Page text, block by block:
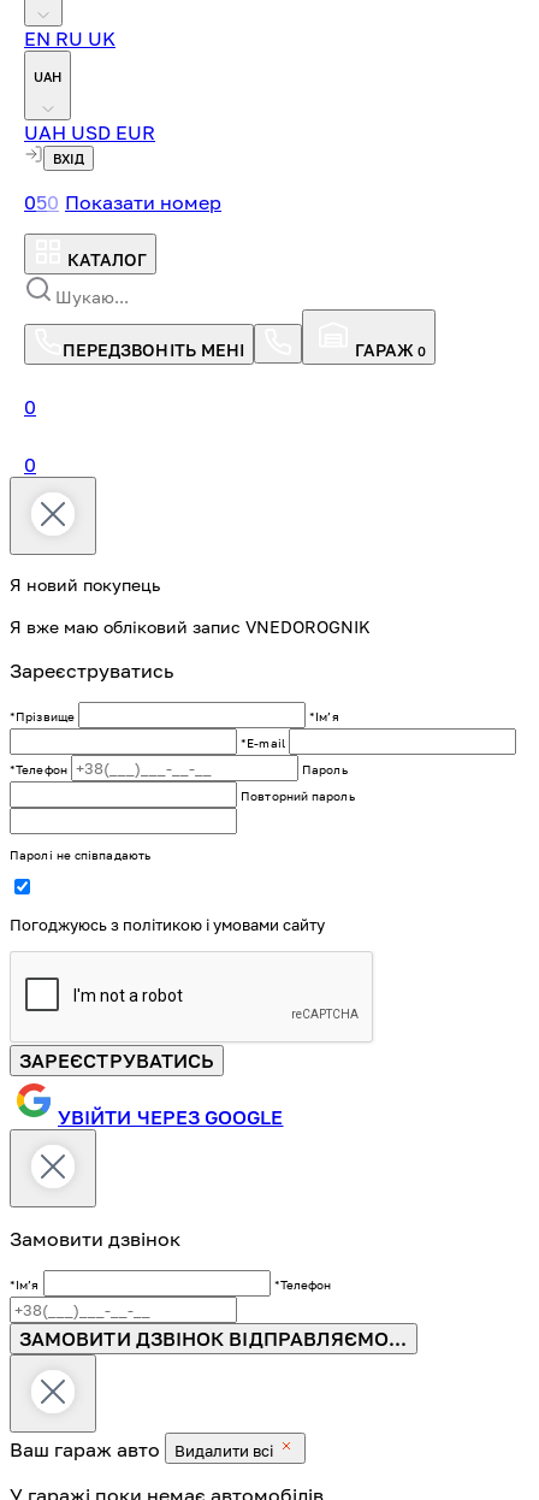
EN RU UK
UAH
UAH USD EUR
ВХІД
050 Показати номер
КАТАЛОГ
ПЕРЕДЗВОНІТЬ МЕНІ ГАРАЖ 0
0
0
Я новий покупець
Я вже маю обліковий запис VNEDOROGNIK
Зареєструватись
*Прізвище
*Імʼя
*E-mail
*Телефон
Пароль
Повторний пароль
Паролі не співпадають
Погоджуюсь з політикою і умовами сайту
ЗАРЕЄСТРУВАТИСЬ
УВІЙТИ ЧЕРЕЗ GOOGLE
Замовити дзвінок
*Імʼя *Телефон
ЗАМОВИТИ ДЗВІНОК ВІДПРАВЛЯЄМО...
Ваш гараж авто Видалити всі
У гаражі поки немає автомобілів